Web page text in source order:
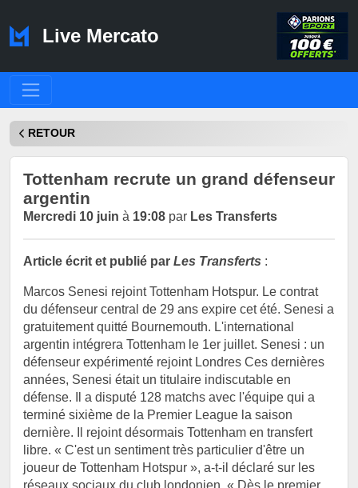
Live Mercato
RETOUR
Tottenham recrute un grand défenseur
argentin
Mercredi 10 juin à 19:08 par Les Transferts
Article écrit et publié par Les Transferts :
Marcos Senesi rejoint Tottenham Hotspur. Le contrat
du défenseur central de 29 ans expire cet été. Senesi a
gratuitement quitté Bournemouth. L'international
argentin intégrera Tottenham le 1er juillet. Senesi : un
défenseur expérimenté rejoint Londres Ces dernières
années, Senesi était un titulaire indiscutable en
défense. Il a disputé 128 matchs avec l'équipe qui a
terminé sixième de la Premier League la saison
dernière. Il rejoint désormais Tottenham en transfert
libre. « C'est un sentiment très particulier d'être un
joueur de Tottenham Hotspur », a-t-il déclaré sur les
réseaux sociaux du club londonien. « Dès le premier